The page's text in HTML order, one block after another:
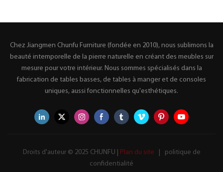
Chez Jiangmen Chunfu Furniture (fondée en 2010), nous sublimons la
beauté intemporelle de la pierre naturelle en créant des meubles sur
mesure pour votre intérieur. Nous sommes spécialisés dans la
fabrication de tables basses, de tables à manger et de consoles
uniques, aussi fonctionnelles qu'esthétiques.
Droits d'auteur © 2025 CHUNFU | Plan du site
politique de
confidentialité